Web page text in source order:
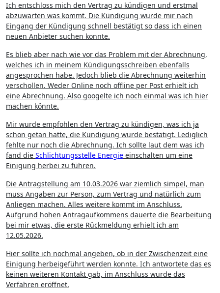
Ich entschloss mich den Vertrag zu kündigen und erstmal
abzuwarten was kommt. Die Kündigung wurde mir nach
Eingang der Kündigung schnell bestätigt so dass ich einen
neuen Anbieter suchen konnte.
Es blieb aber nach wie vor das Problem mit der Abrechnung,
welches ich in meinem Kündigungsschreiben ebenfalls
angesprochen habe. Jedoch blieb die Abrechnung weiterhin
verschollen. Weder Online noch offline per Post erhielt ich
eine Abrechnung. Also googelte ich noch einmal was ich hier
machen könnte.
Mir wurde empfohlen den Vertrag zu kündigen, was ich ja
schon getan hatte, die Kündigung wurde bestätigt. Lediglich
fehlte nur noch die Abrechnung. Ich sollte laut dem was ich
fand die Schlichtungsstelle Energie einschalten um eine
Einigung herbei zu führen.
Die Antragstellung am 10.03.2026 war ziemlich simpel, man
muss Angaben zur Person, zum Vertrag und natürlich zum
Anliegen machen. Alles weitere kommt im Anschluss.
Aufgrund hohen Antragaufkommens dauerte die Bearbeitung
bei mir etwas, die erste Rückmeldung erhielt ich am
12.05.2026.
Hier sollte ich nochmal angeben, ob in der Zwischenzeit eine
Einigung herbeigeführt werden konnte. Ich antwortete das es
keinen weiteren Kontakt gab, im Anschluss wurde das
Verfahren eröffnet.